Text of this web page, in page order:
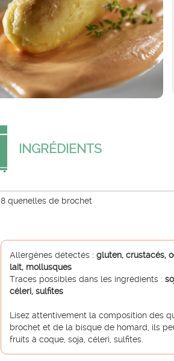
INGRÉDIENTS
8 quenelles de brochet
Allergènes détectés : gluten, crustacés,
lait, mollusques
Traces possibles dans les ingrédients :
céleri, sulfites
Lisez attentivement la composition des
brochet et de la bisque de homard, ils
fruits à coque, soja, céleri, sulfites.